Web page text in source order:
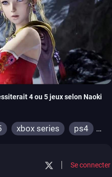
4 ou 5 jeux selon Naoki
xbox series
ps4
Se connecter